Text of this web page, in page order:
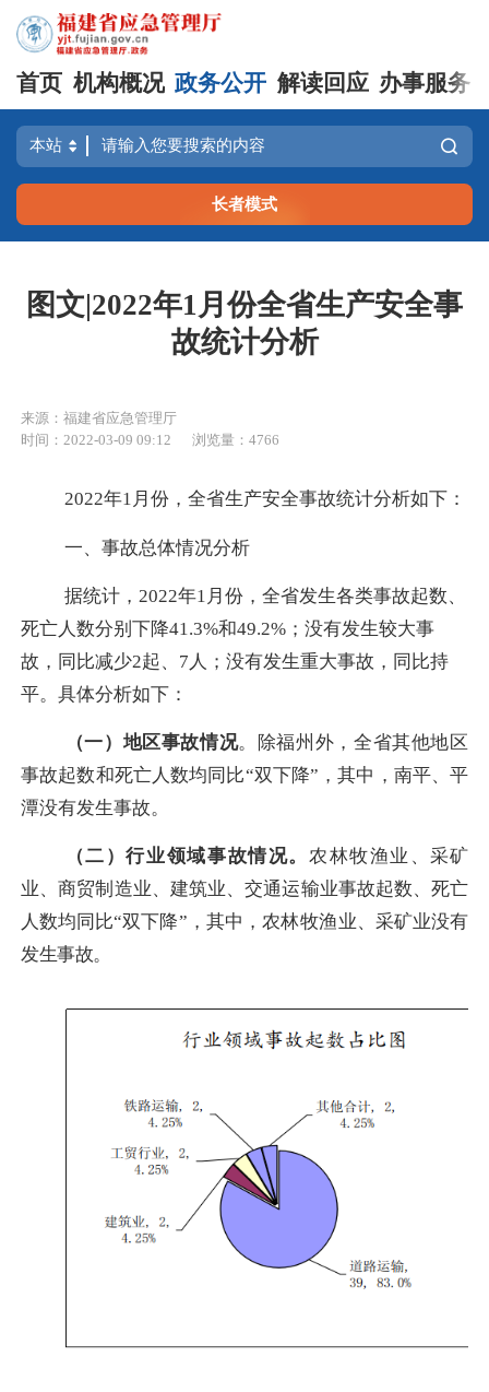
首页 机构概况 政务公开 解读回应 办事服务
长者模式
图文|2022年1月份全省生产安全事
故统计分析
来源：福建省应急管理厅
时间：2022-03-09 09:12
浏览量：4766
2022年1 月份，全省生产安全事故统计分析如下：
一、事故总体情况分析
据统计， 2022年1 月份，全省发生各类事故起数、
死亡人数分别下降41.3%和49.2% ；没有发生较大事
故，同比减少2起、 7 人；没有发生重大事故，同比持
平。具体分析如下：
（一）地区事故情况。
除福州外，全省其他地区
事故起数和死亡人数均同比“双下降”，其中，南平、平
潭没有发生事故。
（二）行业领域事故情况。 农林牧渔业 、采矿
业、商贸制造业、建筑业、交通运输业事故起数、死亡
人数均同比“双下降”，其中， 农林牧渔业、采矿业没有
发生事故。